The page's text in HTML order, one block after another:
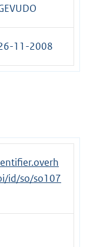
11-2008
id/so/so107